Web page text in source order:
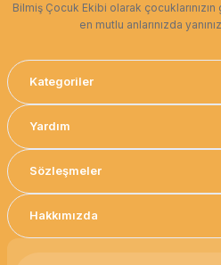
Bilmiş Çocuk Ekibi olarak
en mutlu anlarınızda
Kategoriler
Yardım
Sözleşmeler
Hakkımızda